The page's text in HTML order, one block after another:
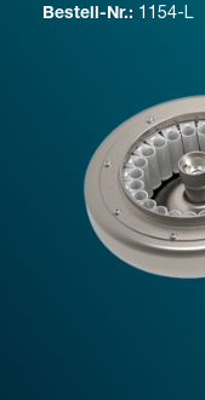
Bestell-Nr.: 1154-L